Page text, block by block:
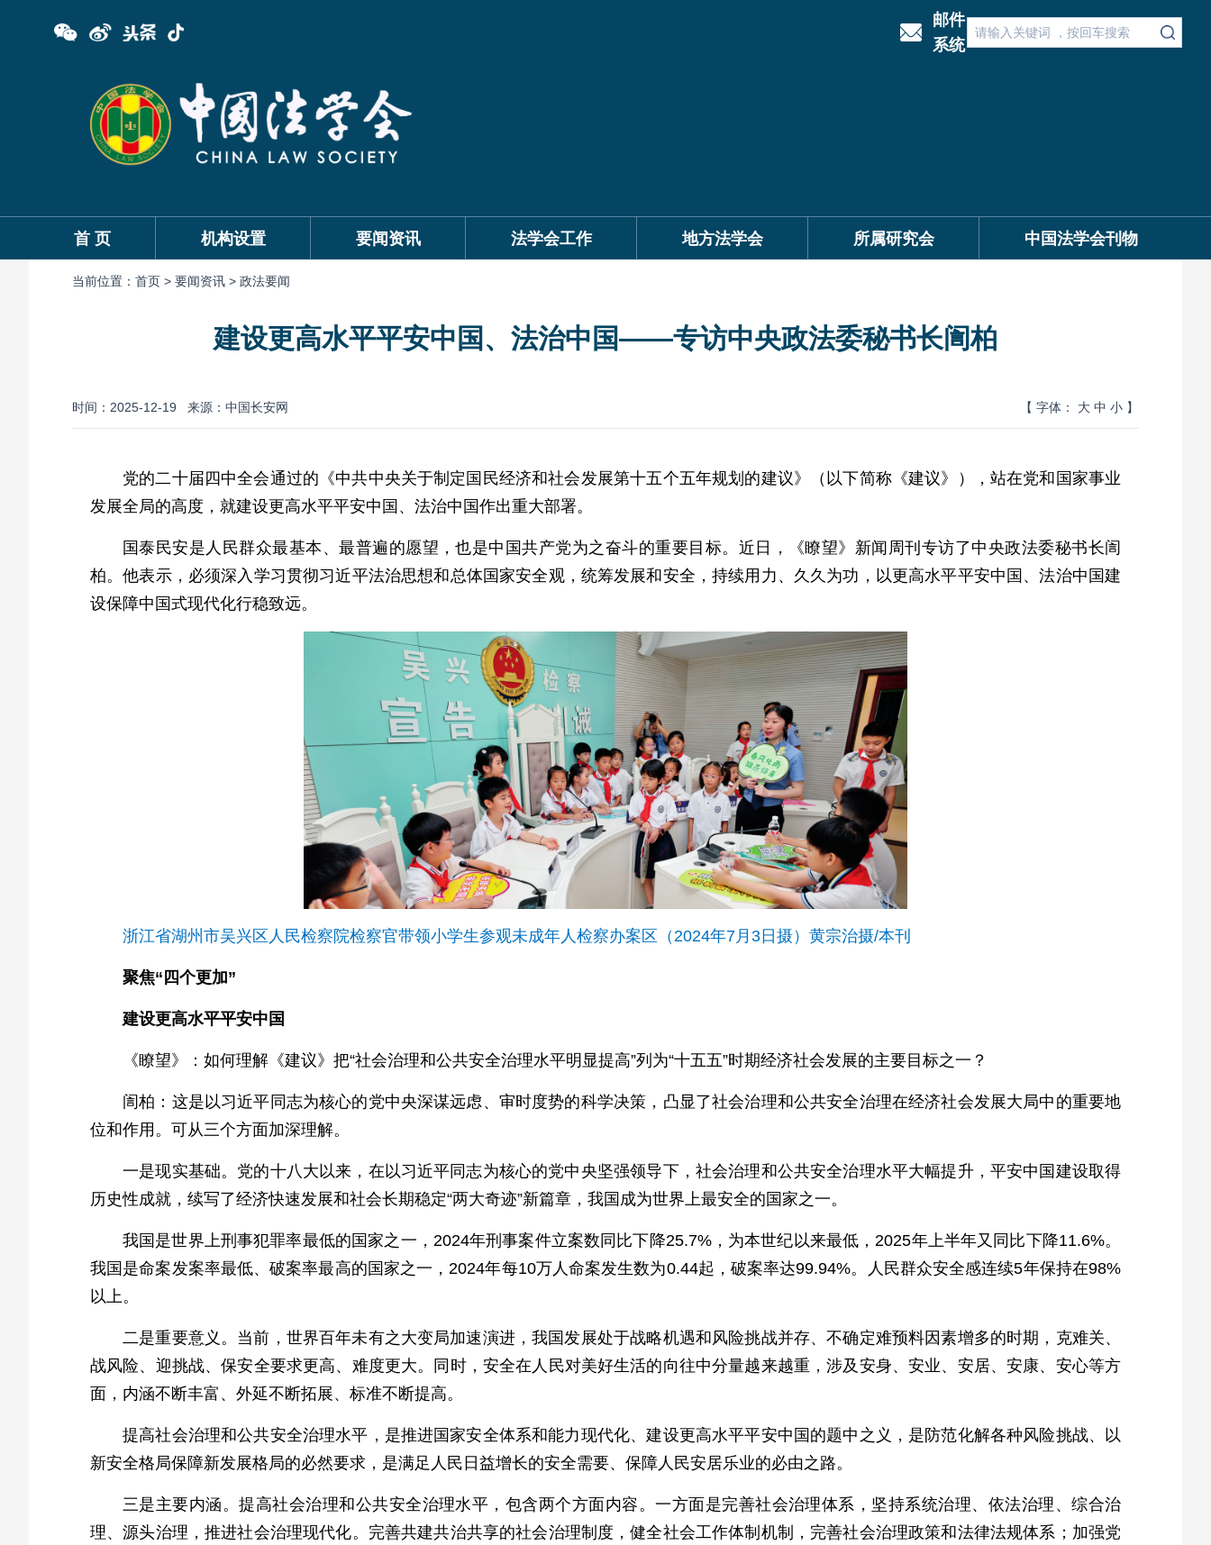
邮件
系统
首 页 机构设置 要闻资讯 法学会工作 地方法学会 所属研究会 中国法学会刊物
当前位置： 首页 > 要闻资讯 > 政法要闻
建设更高水平平安中国、法治中国——专访中央政法委秘书长訚柏
时间：2025-12-19 来源：中国长安网 【 字体： 大 中 小 】
党的二十届四中全会通过的《中共中央关于制定国民经济和社会发展第十五个五年规划的建议》（以下简称《建议》），站在党和国家事业
发展全局的高度，就建设更高水平平安中国、法治中国作出重大部署。
国泰民安是人民群众最基本、最普遍的愿望，也是中国共产党为之奋斗的重要目标。近日，《瞭望》新闻周刊专访了中央政法委秘书长訚
柏。他表示，必须深入学习贯彻习近平法治思想和总体国家安全观，统筹发展和安全，持续用力、久久为功，以更高水平平安中国、法治中国建
设保障中国式现代化行稳致远。
浙江省湖州市吴兴区人民检察院检察官带领小学生参观未成年人检察办案区（2024年7月3日摄）黄宗治摄/本刊
聚焦“四个更加”
建设更高水平平安中国
《瞭望》：如何理解《建议》把“社会治理和公共安全治理水平明显提高”列为“十五五”时期经济社会发展的主要目标之一？
訚柏：这是以习近平同志为核心的党中央深谋远虑、审时度势的科学决策，凸显了社会治理和公共安全治理在经济社会发展大局中的重要地
位和作用。可从三个方面加深理解。
一是现实基础。党的十八大以来，在以习近平同志为核心的党中央坚强领导下，社会治理和公共安全治理水平大幅提升，平安中国建设取得
历史性成就，续写了经济快速发展和社会长期稳定“两大奇迹”新篇章，我国成为世界上最安全的国家之一。
我国是世界上刑事犯罪率最低的国家之一，2024年刑事案件立案数同比下降25.7%，为本世纪以来最低，2025年上半年又同比下降11.6%。
我国是命案发案率最低、破案率最高的国家之一，2024年每10万人命案发生数为0.44起，破案率达99.94%。人民群众安全感连续5年保持在98%
以上。
二是重要意义。当前，世界百年未有之大变局加速演进，我国发展处于战略机遇和风险挑战并存、不确定难预料因素增多的时期，克难关、
战风险、迎挑战、保安全要求更高、难度更大。同时，安全在人民对美好生活的向往中分量越来越重，涉及安身、安业、安居、安康、安心等方
面，内涵不断丰富、外延不断拓展、标准不断提高。
提高社会治理和公共安全治理水平，是推进国家安全体系和能力现代化、建设更高水平平安中国的题中之义，是防范化解各种风险挑战、以
新安全格局保障新发展格局的必然要求，是满足人民日益增长的安全需要、保障人民安居乐业的必由之路。
三是主要内涵。提高社会治理和公共安全治理水平，包含两个方面内容。一方面是完善社会治理体系，坚持系统治理、依法治理、综合治
理、源头治理，推进社会治理现代化。完善共建共治共享的社会治理制度，健全社会工作体制机制，完善社会治理政策和法律法规体系；加强党